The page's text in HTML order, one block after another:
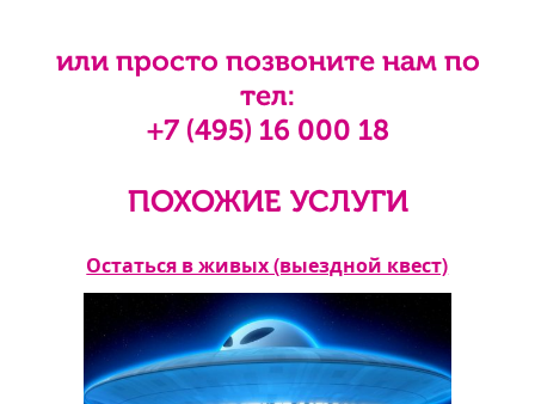
или просто позвоните нам по
тел:
+7 (495) 16 000 18
ПОХОЖИЕ УСЛУГИ
Остаться в живых (выездной квест)